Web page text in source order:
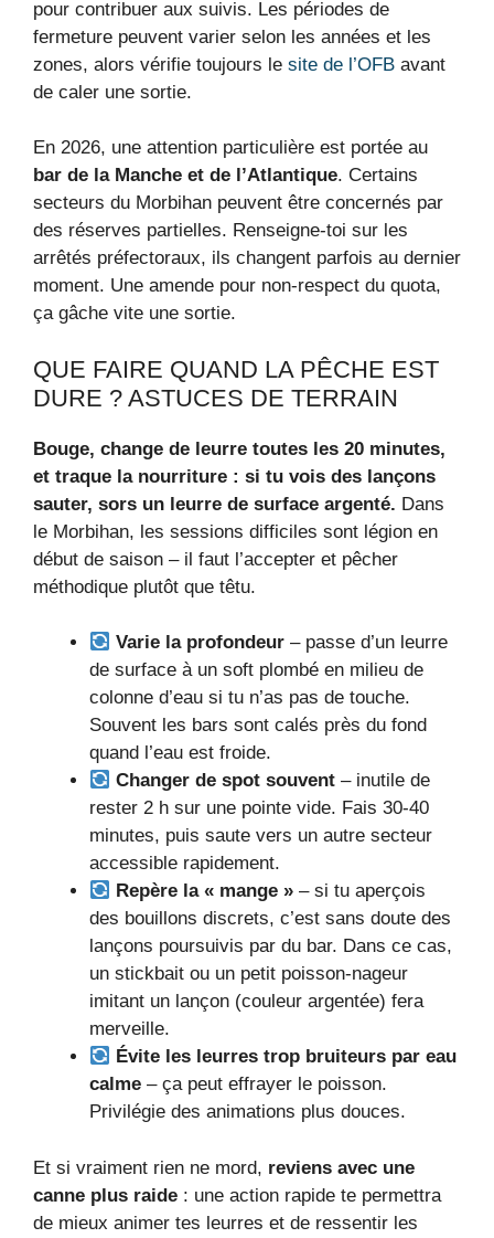
pour contribuer aux suivis. Les périodes de
fermeture peuvent varier selon les années et les
zones, alors vérifie toujours le site de l’OFB avant
de caler une sortie.
En 2026, une attention particulière est portée au
bar de la Manche et de l’Atlantique. Certains
secteurs du Morbihan peuvent être concernés par
des réserves partielles. Renseigne‑toi sur les
arrêtés préfectoraux, ils changent parfois au dernier
moment. Une amende pour non‑respect du quota,
ça gâche vite une sortie.
QUE FAIRE QUAND LA PÊCHE EST
DURE ? ASTUCES DE TERRAIN
Bouge, change de leurre toutes les 20 minutes,
et traque la nourriture : si tu vois des lançons
sauter, sors un leurre de surface argenté. Dans
le Morbihan, les sessions difficiles sont légion en
début de saison – il faut l’accepter et pêcher
méthodique plutôt que têtu.
Varie la profondeur – passe d’un leurre
de surface à un soft plombé en milieu de
colonne d’eau si tu n’as pas de touche.
Souvent les bars sont calés près du fond
quand l’eau est froide.
Changer de spot souvent – inutile de
rester 2 h sur une pointe vide. Fais 30‑40
minutes, puis saute vers un autre secteur
accessible rapidement.
Repère la « mange » – si tu aperçois
des bouillons discrets, c’est sans doute des
lançons poursuivis par du bar. Dans ce cas,
un stickbait ou un petit poisson‑nageur
imitant un lançon (couleur argentée) fera
merveille.
Évite les leurres trop bruiteurs par eau
calme – ça peut effrayer le poisson.
Privilégie des animations plus douces.
Et si vraiment rien ne mord, reviens avec une
canne plus raide : une action rapide te permettra
de mieux animer tes leurres et de ressentir les